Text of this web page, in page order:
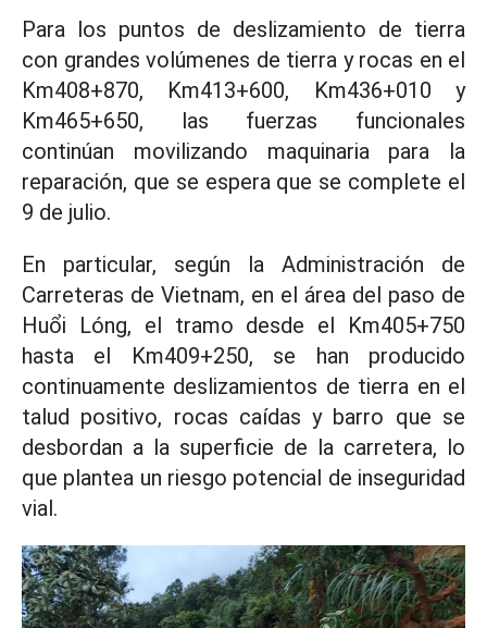
Para los puntos de deslizamiento de tierra
con grandes volúmenes de tierra y rocas en el
Km408+870, Km413+600, Km436+010 y
Km465+650, las fuerzas funcionales
continúan movilizando maquinaria para la
reparación, que se espera que se complete el
9 de julio.
En particular, según la Administración de
Carreteras de Vietnam, en el área del paso de
Huổi Lóng, el tramo desde el Km405+750
hasta el Km409+250, se han producido
continuamente deslizamientos de tierra en el
talud positivo, rocas caídas y barro que se
desbordan a la superficie de la carretera, lo
que plantea un riesgo potencial de inseguridad
vial.